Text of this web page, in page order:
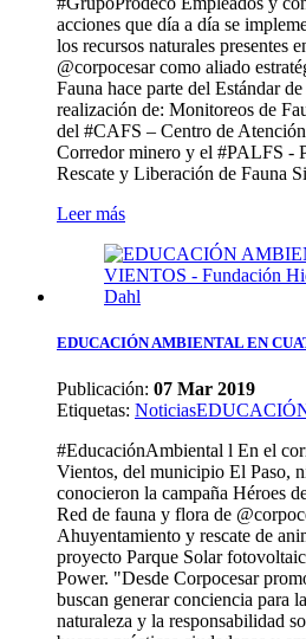
acciones que día a día se
los recursos naturales presentes
@corpocesar como aliado
Fauna hace parte del Estándar
realización de: Monitoreos de
del #CAFS – Centro de
Corredor minero y el #PALFS -
Rescate y Liberación de Fauna
Leer más
EDUCACIÓN AMBIENTAL EN
Publicación: 07 Mar 2019
Etiquetas: Noticias
#EducaciónAmbiental l En el
Vientos, del municipio El Paso,
conocieron la campaña Héroes
Red de fauna y flora de
Ahuyentamiento y rescate de
proyecto Parque Solar
Power. "Desde Corpocesar
buscan generar conciencia para
naturaleza y la responsabilidad